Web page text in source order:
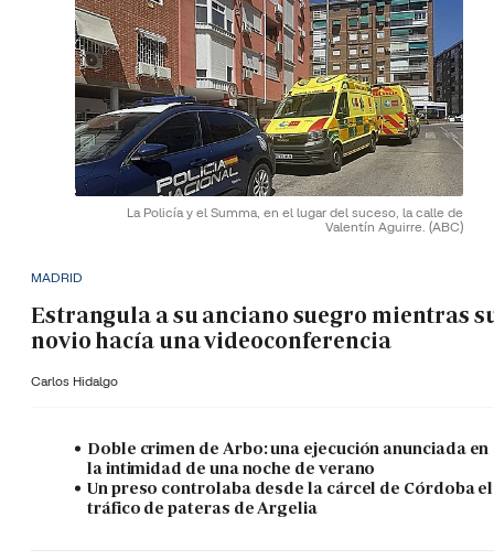
La Policía y el Summa, en el lugar del suceso, la calle de
Valentín Aguirre. (ABC)
MADRID
Estrangula a su anciano suegro mientras
novio hacía una videoconferencia
Carlos Hidalgo
Doble crimen de Arbo: una ejecución anunciada en
la intimidad de una noche de verano
Un preso controlaba desde la cárcel de Córdoba el
tráfico de pateras de Argelia